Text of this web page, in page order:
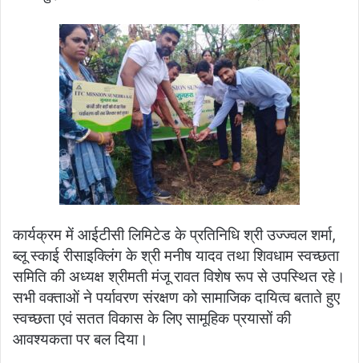
कार्यक्रम में आईटीसी लिमिटेड के प्रतिनिधि श्री उज्ज्वल शर्मा,
ब्लू स्काई रीसाइक्लिंग के श्री मनीष यादव तथा शिवधाम स्वच्छता
समिति की अध्यक्ष श्रीमती मंजू रावत विशेष रूप से उपस्थित रहे।
सभी वक्ताओं ने पर्यावरण संरक्षण को सामाजिक दायित्व बताते हुए
स्वच्छता एवं सतत विकास के लिए सामूहिक प्रयासों की
आवश्यकता पर बल दिया।